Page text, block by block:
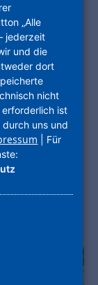
sind
machen.
machen
keine
November
und
DIE
Städte für
„Alle
jederzeit
und die
dort
nicht
ist
uns und
| Für